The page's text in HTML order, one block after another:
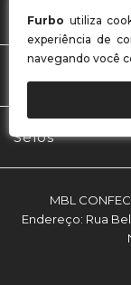
Furbo utiliza
experiência de
navegando você
Redes Sociais
Selos
MBL
Endereço: Rua